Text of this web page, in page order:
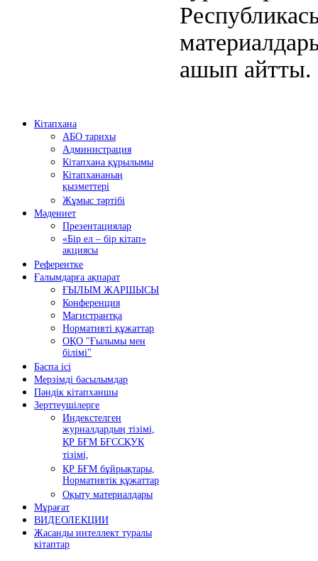
ашып айтты.
Кітапхана
АБО тарихы
Администрация
Кітапхана құрылымы
Кітапхананың
қызметтері
Жұмыс тәртібі
Мәдениет
Презентациялар
«Бір ел – бір кітап»
акциясы
Референтке
Ғалымдарға ақпарат
ҒЫЛЫМ ЖАРШЫСЫ
Конференция
Магистрантқа
Нормативті құжаттар
ОҚО "Ғылымы мен
білімі"
Баспа ісі
Мерзімді басылымдар
Пәндік кітапханшы
Зерттеушілерге
Индекстелген
журналдардың тізімі,
ҚР БҒМ БҒССҚУК
тізімі,
ҚР БҒМ бұйрықтары,
Нормативтік құжаттар
Оқыту материалдары
Мұрағат
ВИДЕОЛЕКЦИИ
Жасанды интеллект туралы
кітаптар